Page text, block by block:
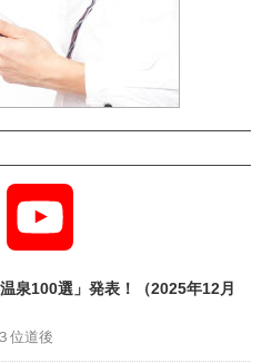
Channel
泉100選」発表！（2025年12月
位道後